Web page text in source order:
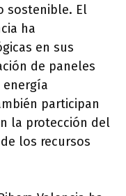
sostenible. El
ha
en sus
de paneles
energía
participan
la protección del
los recursos